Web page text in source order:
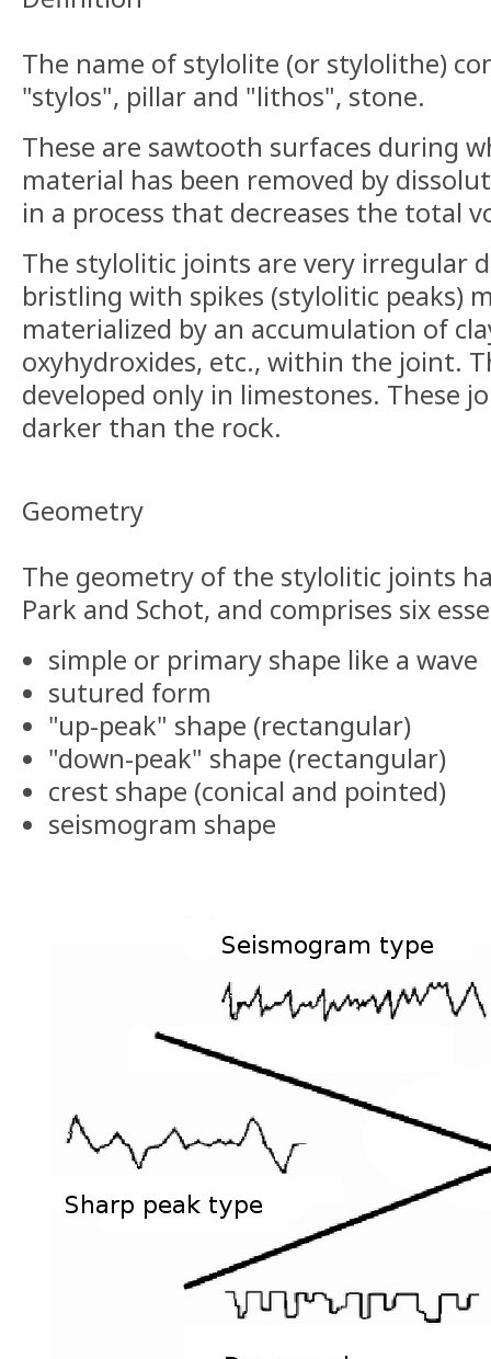
The name of stylolite (or stylolithe)
"stylos", pillar and "lithos", stone.
These are sawtooth surfaces during
material has been removed by
in a process that decreases the total
The stylolitic joints are very irregular
bristling with spikes (stylolitic peaks)
materialized by an accumulation of
oxyhydroxides, etc., within the joint.
developed only in limestones. These
darker than the rock.
Geometry
The geometry of the stylolitic joints
Park and Schot, and comprises six
simple or primary shape like a wave
sutured form
"up-peak" shape (rectangular)
"down-peak" shape (rectangular)
crest shape (conical and pointed)
seismogram shape